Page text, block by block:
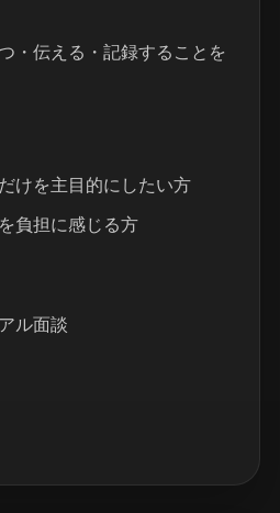
・伝える・記録することを
けを主目的にしたい方
負担に感じる方
ル面談